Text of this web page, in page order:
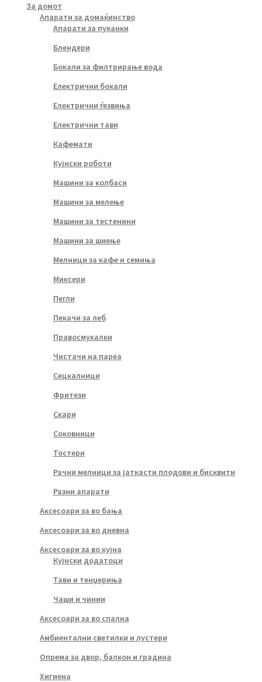
За домот
Апарати за домаќинство
Апарати за пуканки
Блендери
Бокали за филтрирање вода
Електрични бокали
Електрични ѓезвиња
Електрични тави
Кафемати
Кујнски роботи
Машини за колбаси
Машини за мелење
Машини за тестенини
Машини за шиење
Мелници за кафе и семиња
Миксери
Пегли
Пекачи за леб
Правосмукалки
Чистачи на пареа
Сецкалници
Фритези
Скари
Соковници
Тостери
Рачни мелници за јаткасти плодови и бисквити
Разни апарати
Аксесоари за во бања
Аксесоари за во дневна
Аксесоари за во кујна
Кујнски додатоци
Тави и тенџериња
Чаши и чинии
Аксесоари за во спална
Амбиентални светилки и лустери
Опрема за двор, балкон и градина
Хигиена